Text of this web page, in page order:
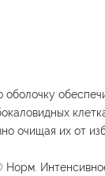
очищая их от